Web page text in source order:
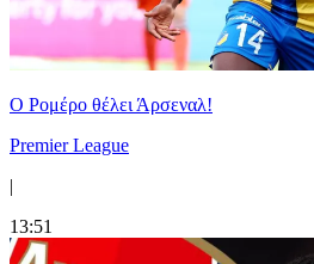
Ο Ρομέρο θέλει Άρσεναλ!
Premier League
|
13:51